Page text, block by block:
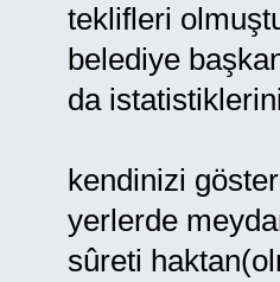
teklifleri
belediye
da
kendinizi
yerlerde
sûreti